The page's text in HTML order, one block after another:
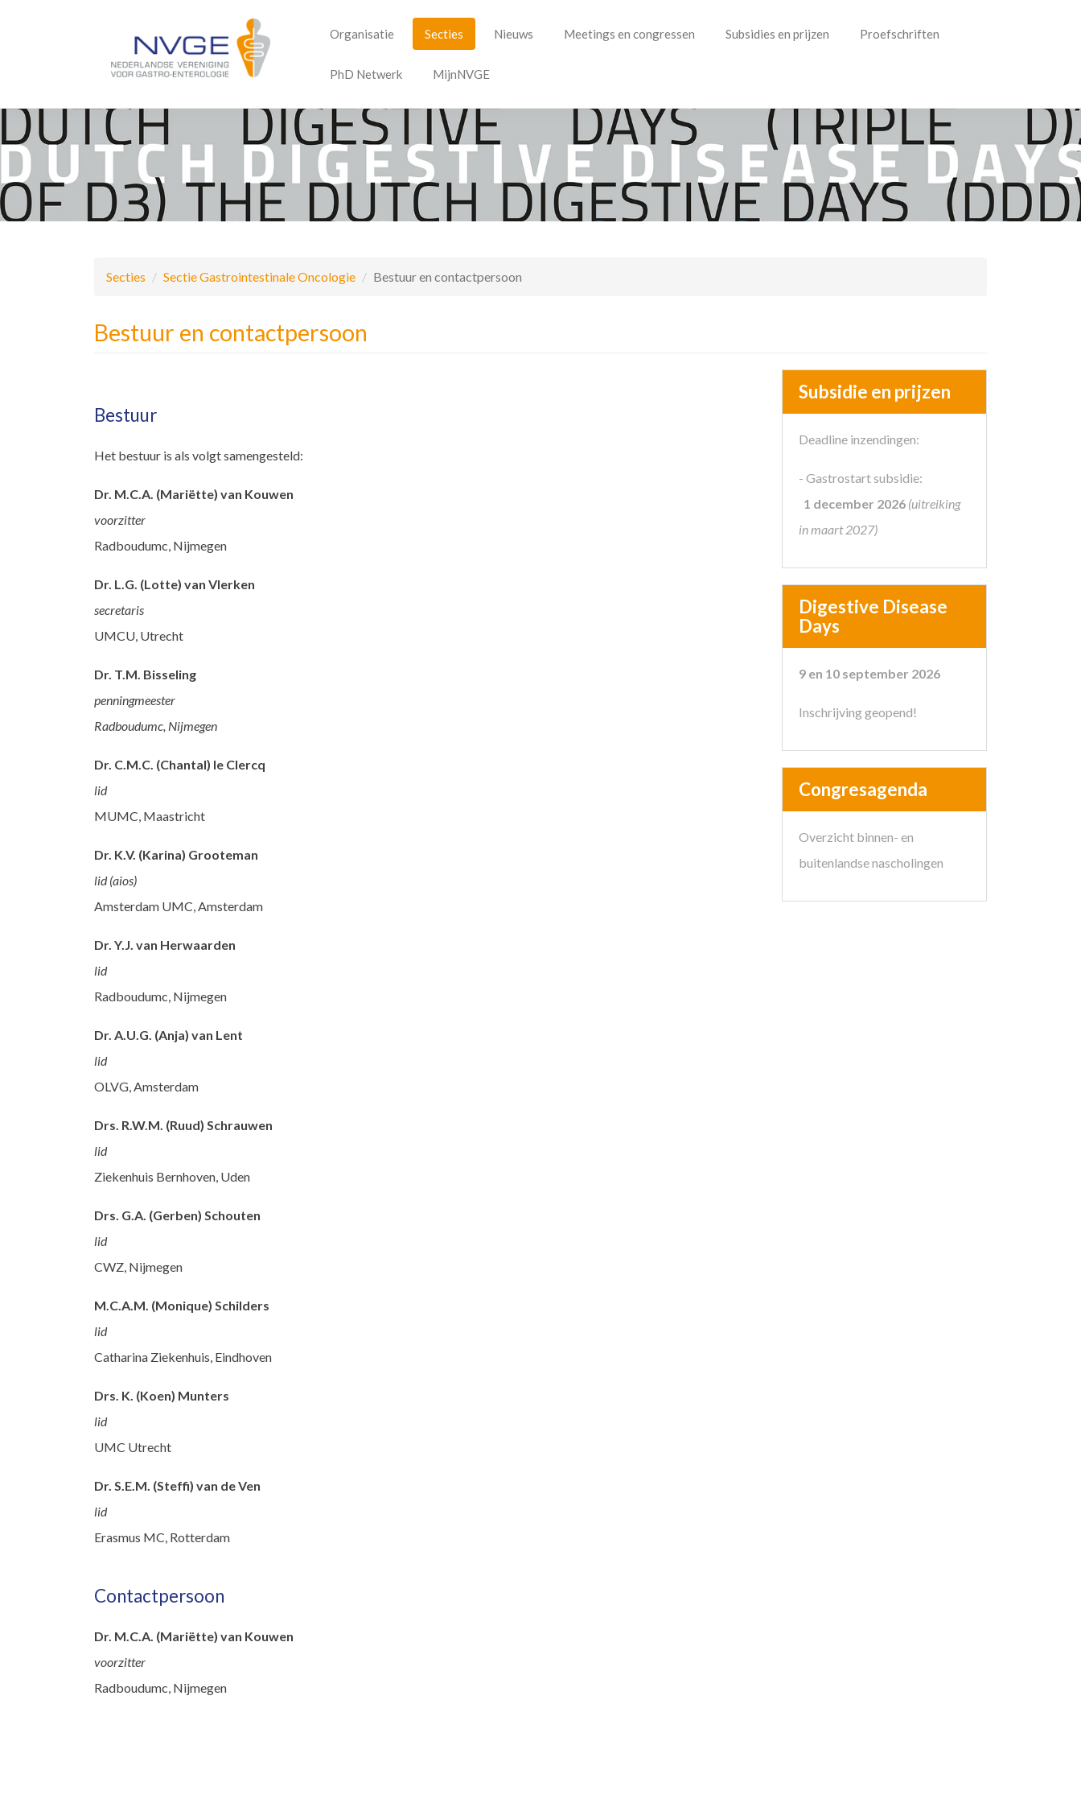
Overslaan
en
naar
de
inhoud
Organisatie Secties Nieuws Meetings en congressen Subsidies en prijzen Proefschriften
PhD Netwerk MijnNVGE
Secties Sectie Gastrointestinale Oncologie Bestuur en contactpersoon
Bestuur en contactpersoon
Bestuur
Het bestuur is als volgt samengesteld:
Dr. M.C.A. (Mariëtte) van Kouwen
voorzitter
Radboudumc, Nijmegen
Dr. L.G. (Lotte) van Vlerken
secretaris
UMCU, Utrecht
Dr. T.M. Bisseling
penningmeester
Radboudumc, Nijmegen
Dr. C.M.C. (Chantal) le Clercq
lid
MUMC, Maastricht
Dr. K.V. (Karina) Grooteman
lid (aios)
Amsterdam UMC, Amsterdam
Dr. Y.J. van Herwaarden
lid
Radboudumc, Nijmegen
Dr. A.U.G. (Anja) van Lent
lid
OLVG, Amsterdam
Drs. R.W.M. (Ruud) Schrauwen
lid
Ziekenhuis Bernhoven, Uden
Drs. G.A. (Gerben) Schouten
lid
CWZ, Nijmegen
M.C.A.M. (Monique) Schilders
lid
Catharina Ziekenhuis, Eindhoven
Drs. K. (Koen) Munters
lid
UMC Utrecht
Dr. S.E.M. (Steffi) van de Ven
lid
Erasmus MC, Rotterdam
Contactpersoon
Dr. M.C.A. (Mariëtte) van Kouwen
voorzitter
Radboudumc, Nijmegen
Subsidie en prijzen
Deadline inzendingen:
- Gastrostart subsidie:
1 december 2026 (uitreiking
in maart 2027)
Digestive Disease
Days
9 en 10 september 2026
Inschrijving geopend!
Congresagenda
Overzicht binnen- en
buitenlandse nascholingen